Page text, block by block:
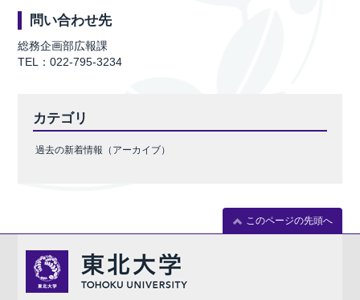
問い合わせ先
総務企画部広報課
TEL：022-795-3234
カテゴリ
過去の新着情報（アーカイブ）
このページの先頭へ